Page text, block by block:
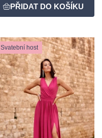
Svatební host